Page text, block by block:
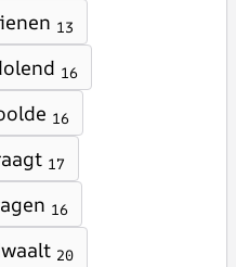
13
16
16
17
16
20